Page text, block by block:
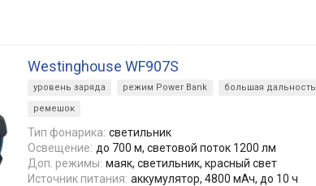
Westinghouse WF907S
уровень заряда режим Power Bank
большая дальность
ремешок
Тип фонарика: светильник
Освещение: до 700 м, световой поток 1200 лм
Доп. режимы: маяк, светильник, красный свет
Источник питания: аккумулятор, 4800 мАч, до 10 ч